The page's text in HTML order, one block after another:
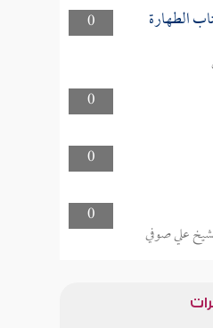
0
الطهارة
0
0
0
علي صوفي